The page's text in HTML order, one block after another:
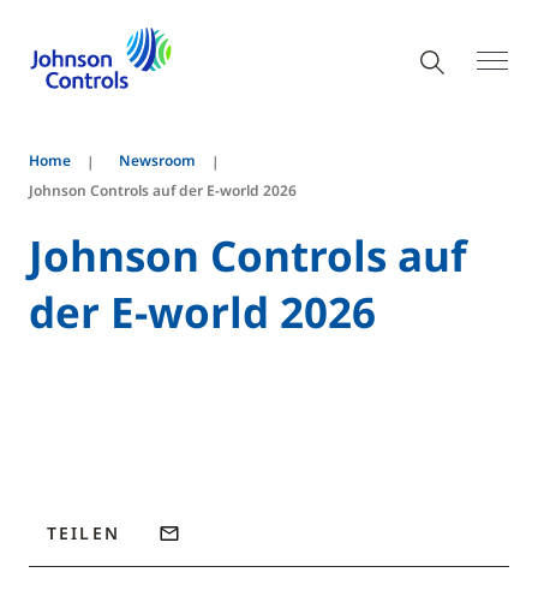
Home
Newsroom
Johnson Controls auf der E-world 2026
Johnson Controls auf
der E-world 2026
TEILEN